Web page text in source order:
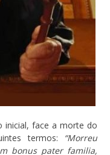
inicial, face a morte do
termos:
“Morreu
bonus pater familia,